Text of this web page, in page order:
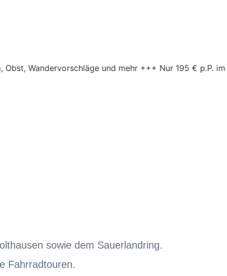
und mehr +++ Nur 195 € p.P. im DZ.
sowie dem Sauerlandring.
Fahrradtouren.